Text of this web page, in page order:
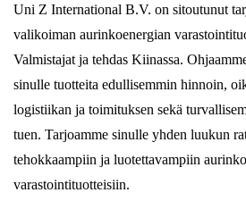
Uni Z International B.V. on sitoutunut
valikoiman aurinkoenergian
Valmistajat ja tehdas Kiinassa.
sinulle tuotteita edullisemmin hinnoin,
logistiikan ja toimituksen sekä
tuen. Tarjoamme sinulle yhden luukun
tehokkaampiin ja luotettavampiin
varastointituotteisiin.